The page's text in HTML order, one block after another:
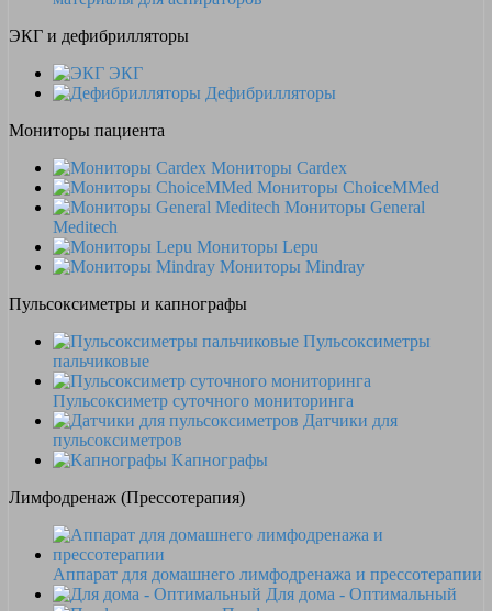
ЭКГ и дефибрилляторы
ЭКГ
Дефибрилляторы
Мониторы пациента
Мониторы Cardex
Мониторы ChoiceMMed
Мониторы General
Meditech
Мониторы Lepu
Мониторы Mindray
Пульсоксиметры и капнографы
Пульсоксиметры
пальчиковые
Пульсоксиметр суточного мониторинга
Датчики для
пульсоксиметров
Kапнографы
Лимфодренаж (Прессотерапия)
Аппарат для домашнего лимфодренажа и прессотерапии
Для дома - Оптимальный